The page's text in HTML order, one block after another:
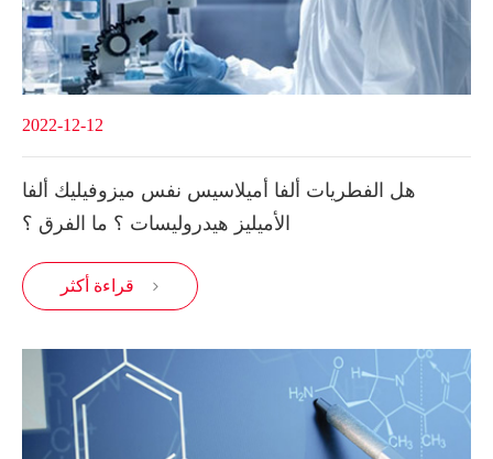
2022-12-12
هل الفطريات ألفا أميلاسيس نفس ميزوفيليك ألفا
الأميليز هيدروليسات ؟ ما الفرق ؟
قراءة أكثر 